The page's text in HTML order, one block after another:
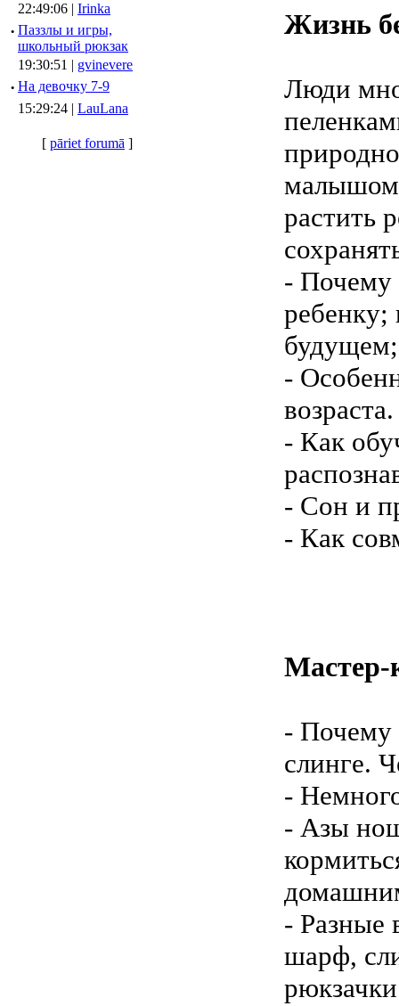
22:49:06 | Irinka
· Паззлы и игры,
школьный рюкзак
19:30:51 | gvinevere
· Hа девочку 7-9
15:29:24 | LauLana
[ pāriet forumā ]
Жизнь
Люди
растить
- Почему
ребенку;
-
возраста.
- Как
- Сон и
- Как
Мастер-
- Почему
слинге.
-
- Азы
- Разные
шарф,